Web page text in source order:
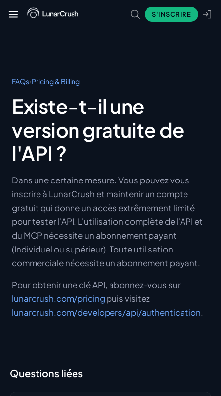
S'INSCRIRE
FAQs›Pricing & Billing
Existe-t-il une
version gratuite de
l'API ?
Dans une certaine mesure. Vous pouvez vous
inscrire à LunarCrush et maintenir un compte
gratuit qui donne un accès extrêmement limité
pour tester l'API. L'utilisation complète de l'API et
du MCP nécessite un abonnement payant
(Individuel ou supérieur). Toute utilisation
commerciale nécessite un abonnement payant.
Pour obtenir une clé API, abonnez-vous sur
lunarcrush.com/pricing puis visitez
lunarcrush.com/developers/api/authentication.
Questions liées